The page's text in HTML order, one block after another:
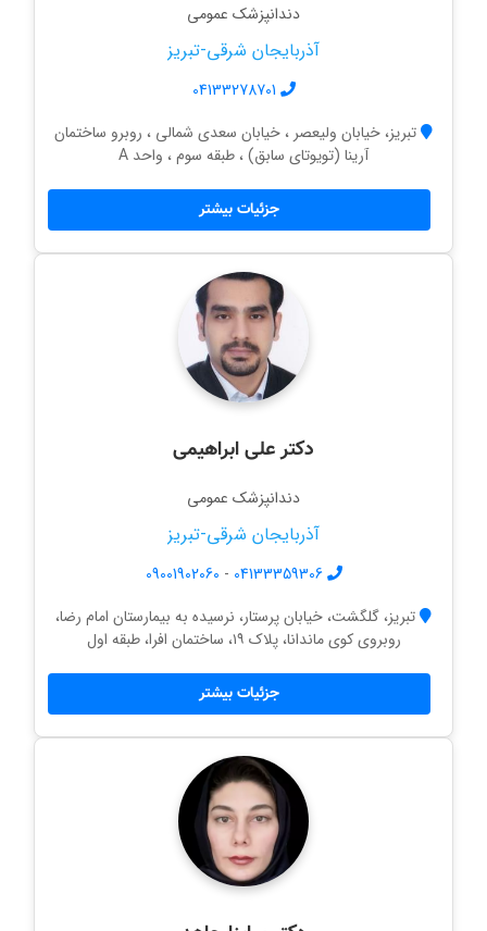
دندانپزشک عمومی
آذربایجان شرقی-تبریز
04133278701
تبریز، خیابان ولیعصر ، خیابان سعدی شمالی ، روبرو ساختمان
آرینا (تویوتای سابق) ، طبقه سوم ، واحد A
جزئیات بیشتر
دکتر علی ابراهیمی
دندانپزشک عمومی
آذربایجان شرقی-تبریز
04133359306
-
09001902060
تبریز، گلگشت، خیابان پرستار، نرسیده به بیمارستان امام رضا،
روبروی کوی ماندانا، پلاک ۱۹، ساختمان افرا، طبقه اول
جزئیات بیشتر